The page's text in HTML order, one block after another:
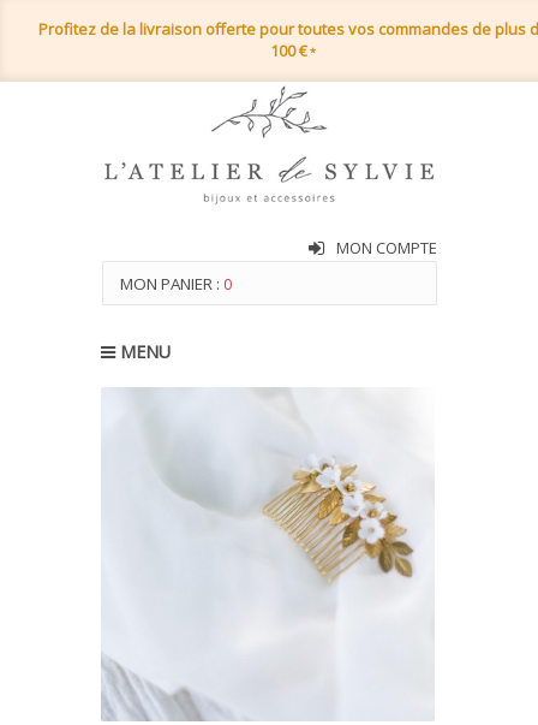
Profitez de la livraison offerte pour toutes vos commandes de plus
100 €*
MON COMPTE
MON PANIER : 0
MENU